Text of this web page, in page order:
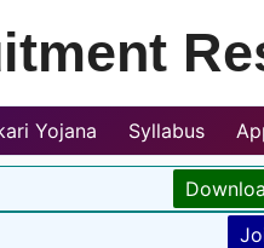
Yojana Syllabus